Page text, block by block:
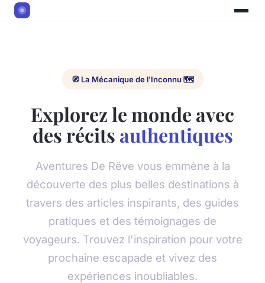
🧭 La Mécanique de l'Inconnu 🗺️
Explorez le monde avec
des récits authentiques
Aventures De Rêve vous emmène à la
découverte des plus belles destinations à
travers des articles inspirants, des guides
pratiques et des témoignages de
voyageurs. Trouvez l'inspiration pour votre
prochaine escapade et vivez des
expériences inoubliables.